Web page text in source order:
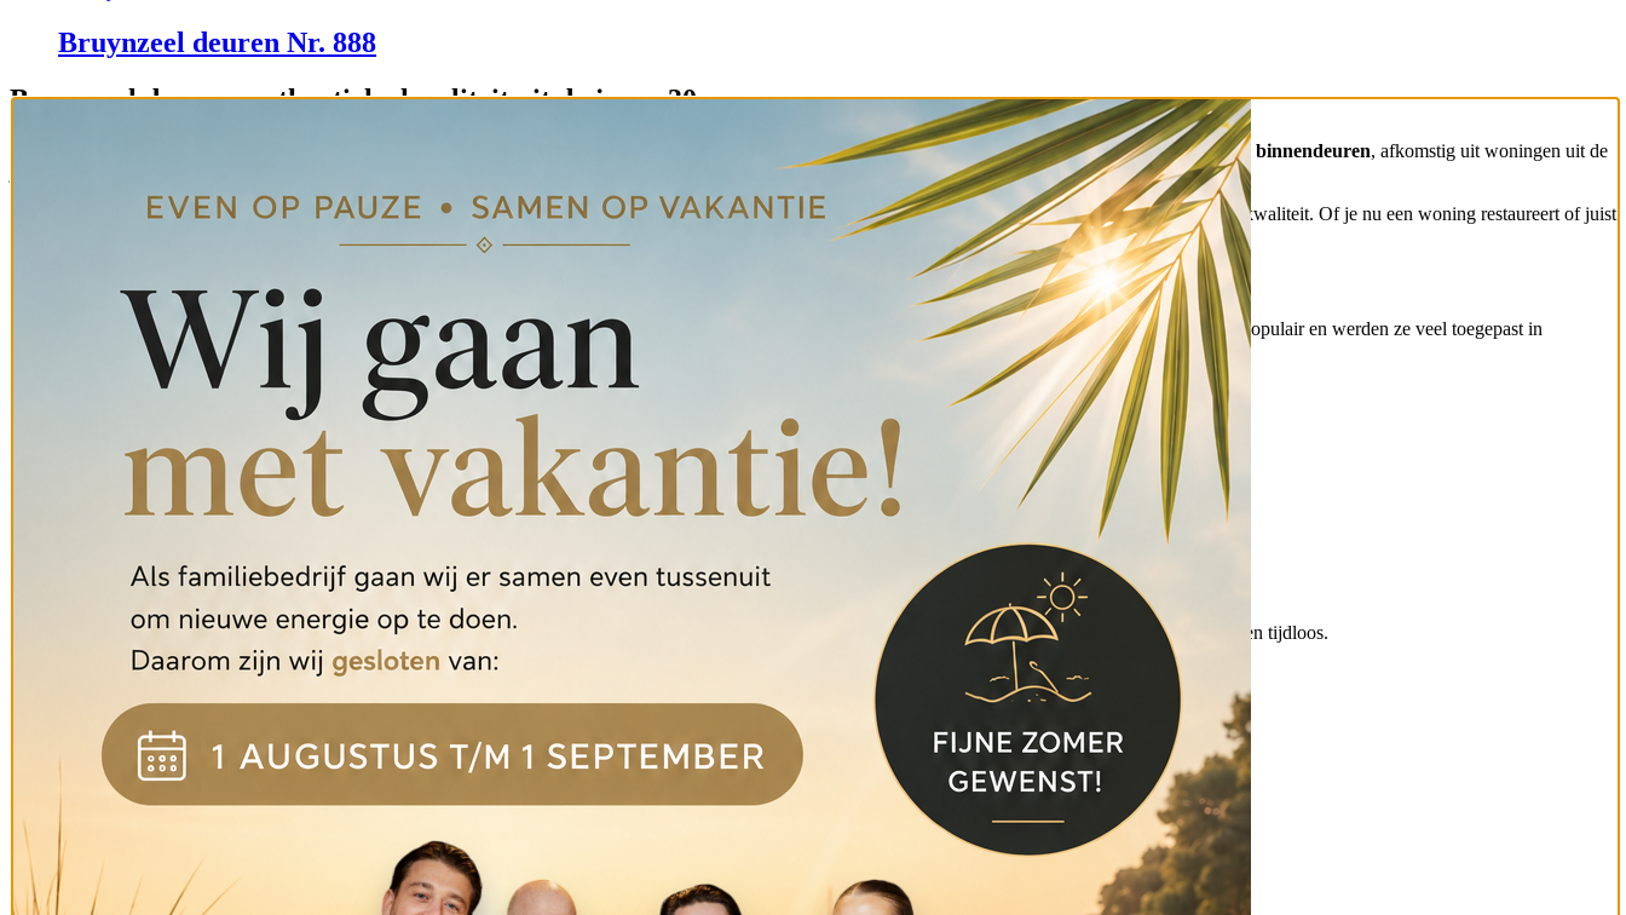
Bruynzeel deuren Nr. 888
Bruynzeel deuren: authentieke kwaliteit uit de jaren 30
met karakter en historie? Bij Mammoet Oude Bouwmaterialen vind je een uniek en wisselend aanbodBruynzeel binnendeuren, afkomstig uit woningen uit de
jaren 20 en 30. Deze deuren staan bekend om hun strakke vormgeving, hoogwaardige afwerking en lange levensduur.
Bruynzeel deur is meer dan alleen een functioneel element in huis. Het is een stukje Nederlandse bouwgeschiedenis dat zorgt voor sfeer, uitstraling en kwaliteit. Of je nu een woning restaureert of juist
karakter wilt toevoegen aan een modern interieur: met een Bruynzeel deur maak je altijd de juiste keuze.
Wat zijn Bruynzeel deuren?
Bruynzeel deurenzijn houten deuren die geproduceerd werden door het bekende Nederlandse merk Bruynzeel. Vooral in de jaren 30 waren deze deuren enorm populair en werden ze veel toegepast in
woningen door heel Nederland.
De deuren staan bekend om hun:
Strakke en functionele vormgeving
Kenmerkende vlakverdeling (2-, 3-, 4- of 5-vlaks)
Bruynzeel deuren uit de jaren 30
Bruynzeel deurenin ons assortiment komen uit de jaren 1920-1930. Deze periode staat bekend om de typische jaren 30 bouwstijl: strak, symmetrisch en tijdloos.
Bruynzeel deur jaren 30past perfect in:
Jaren 30 woningen
Renovatieprojecten
Klassieke interieurs
Moderne woningen met karakter
Door hun neutrale en strakke ontwerp zijn deze deuren verrassend veelzijdig en eenvoudig te combineren met verschillende interieurstijlen.
Verschillende soorten Bruynzeel binnendeuren